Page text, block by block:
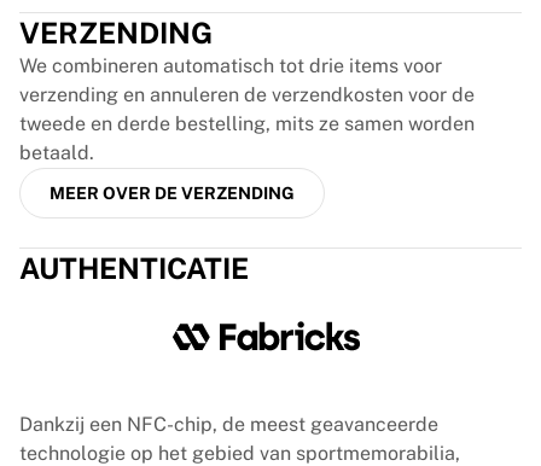
Delhi Capitals
West Indies
Cricket Ireland
Bekijk alles over cricket
IJshockey
Aalborg Pirates
Tre Kronor
NHL Alumni
Bekijk alles over ijshockey
Overig
Shirtauthenticatie
Mijn collectie
VERZENDING
We combineren automatisch tot drie items voor
verzending en annuleren de verzendkosten voor de
tweede en derde bestelling, mits ze samen worden
betaald.
MEER OVER DE VERZENDING
AUTHENTICATIE
Dankzij een NFC-chip, de meest geavanceerde
technologie op het gebied van sportmemorabilia,